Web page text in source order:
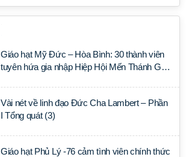
Giáo hạt Mỹ Đức – Hòa Bình: 30 thành viên
tuyên hứa gia nhập Hiệp Hội Mến Thánh Giá
Vài nét về linh đạo Đức Cha Lambert – Phần
I Tổng quát (3)
Giáo hạt Phủ Lý -76 cảm tình viên chính thức